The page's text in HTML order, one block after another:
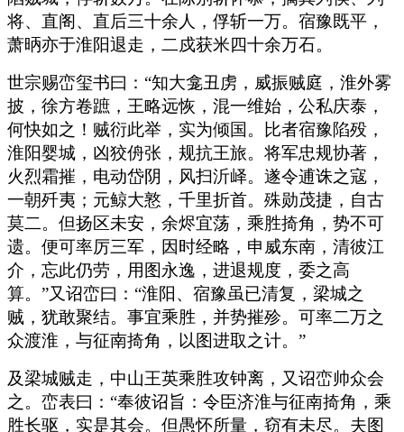
将、直阁、直后三十余人，俘斩一万。宿豫既平，
萧昞亦于淮阳退走，二戍获米四十余万石。
世宗赐峦玺书曰：“知大龛丑虏，威振贼庭，淮外雾
披，徐方卷蹠，王略远恢，混一维始，公私庆泰，
何快如之！贼衍此举，实为倾国。比者宿豫陷殁，
淮阳婴城，凶狡侜张，规抗王旅。将军忠规协著，
火烈霜摧，电动岱阴，风扫沂峄。遂令逋诛之寇，
一朝歼夷；元鲸大憝，千里折首。殊勋茂捷，自古
莫二。但扬区未安，余烬宜荡，乘胜掎角，势不可
遗。便可率厉三军，因时经略，申威东南，清彼江
介，忘此仍劳，用图永逸，进退规度，委之高
算。”又诏峦曰：“淮阳、宿豫虽已清复，梁城之
贼，犹敢聚结。事宜乘胜，并势摧殄。可率二万之
众渡淮，与征南掎角，以图进取之计。”
及梁城贼走，中山王英乘胜攻钟离，又诏峦帅众会
之。峦表曰：“奉彼诏旨：令臣济淮与征南掎角，乘
胜长驱，实是其会。但愚怀所量，窃有未尽。夫图